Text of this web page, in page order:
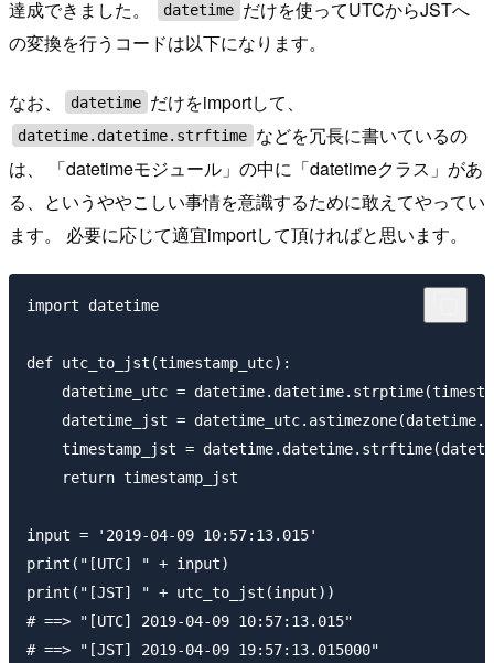
達成できました。 datetime だけを使ってUTCからJSTへ
の変換を行うコードは以下になります。
なお、 datetime だけをimportして、
datetime.datetime.strftime などを冗長に書いているの
は、 「datetimeモジュール」の中に「datetimeクラス」があ
る、というややこしい事情を意識するために敢えてやってい
ます。 必要に応じて適宜importして頂ければと思います。
import datetime
def utc_to_jst(timestamp_utc):
datetime_utc =
datetime_jst =
timestamp_jst =
    return timestamp_jst
input = '2019-04-09 10:57:13.015'
print("[UTC] " + input)
print("[JST] " + utc_to_jst(input))
# ==> "[UTC] 2019-04-09 10:57:13.015"